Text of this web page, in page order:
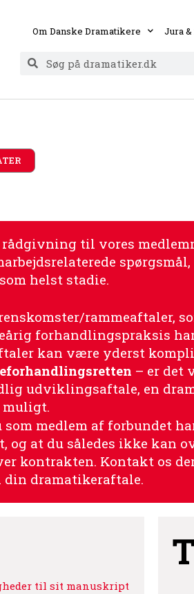
Om Danske Dramatikere Jura
til vores
helst stadie.
rammeaftaler,
forhandlingspraksis
kan være yderst
– er det
udviklingsaftale, en
muligt.
medlem af forbundet
at du således ikke kan
kontrakten. Kontakt os
dramatikeraftale.
til sit manuskript